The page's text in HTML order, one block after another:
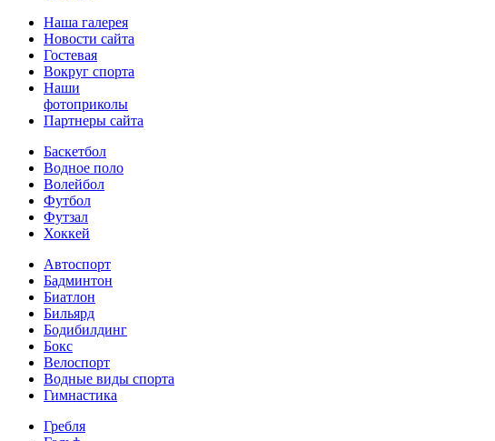
Наша галерея
Новости сайта
Гостевая
Вокруг спорта
Наши
фотоприколы
Партнеры сайта
Баскетбол
Водное поло
Волейбол
Футбол
Футзал
Хоккей
Автоспорт
Бадминтон
Биатлон
Бильярд
Бодибилдинг
Бокс
Велоспорт
Водные виды спорта
Гимнастика
Гребля